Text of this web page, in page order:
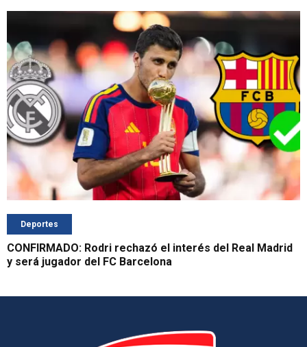
Deportes
CONFIRMADO: Rodri rechazó el interés del Real Madrid
y será jugador del FC Barcelona